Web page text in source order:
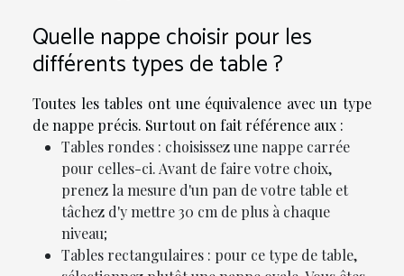
Quelle nappe choisir pour les
différents types de table ?
Toutes les tables ont une équivalence avec un type
de nappe précis. Surtout on fait référence aux :
Tables rondes : choisissez une nappe carrée
pour celles-ci. Avant de faire votre choix,
prenez la mesure d'un pan de votre table et
tâchez d'y mettre 30 cm de plus à chaque
niveau;
Tables rectangulaires : pour ce type de table,